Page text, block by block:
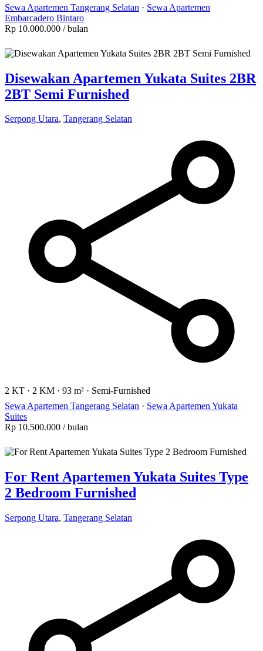
Sewa Apartemen Tangerang Selatan · Sewa Apartemen
Embarcadero Bintaro
Rp 10.000.000 / bulan
Disewakan Apartemen Yukata Suites 2BR
2BT Semi Furnished
Serpong Utara, Tangerang Selatan
2 KT · 2 KM · 93 m² · Semi-Furnished
Sewa Apartemen Tangerang Selatan · Sewa Apartemen Yukata
Suites
Rp 10.500.000 / bulan
For Rent Apartemen Yukata Suites Type
2 Bedroom Furnished
Serpong Utara, Tangerang Selatan